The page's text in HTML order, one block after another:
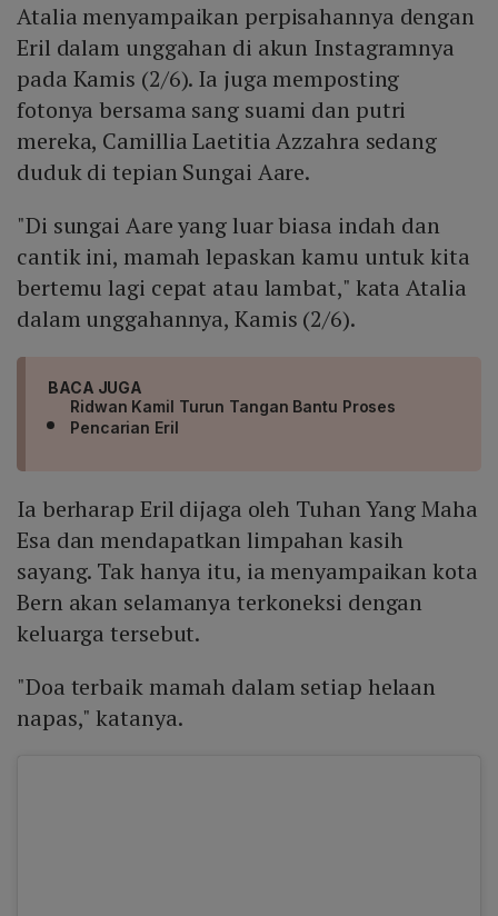
Atalia menyampaikan perpisahannya dengan
Eril dalam unggahan di akun Instagramnya
pada Kamis (2/6). Ia juga memposting
fotonya bersama sang suami dan putri
mereka, Camillia Laetitia Azzahra sedang
duduk di tepian Sungai Aare.
"Di sungai Aare yang luar biasa indah dan
cantik ini, mamah lepaskan kamu untuk kita
bertemu lagi cepat atau lambat," kata Atalia
dalam unggahannya, Kamis (2/6).
BACA JUGA
Ridwan Kamil Turun Tangan Bantu Proses
Pencarian Eril
Ia berharap Eril dijaga oleh Tuhan Yang Maha
Esa dan mendapatkan limpahan kasih
sayang. Tak hanya itu, ia menyampaikan kota
Bern akan selamanya terkoneksi dengan
keluarga tersebut.
"Doa terbaik mamah dalam setiap helaan
napas," katanya.